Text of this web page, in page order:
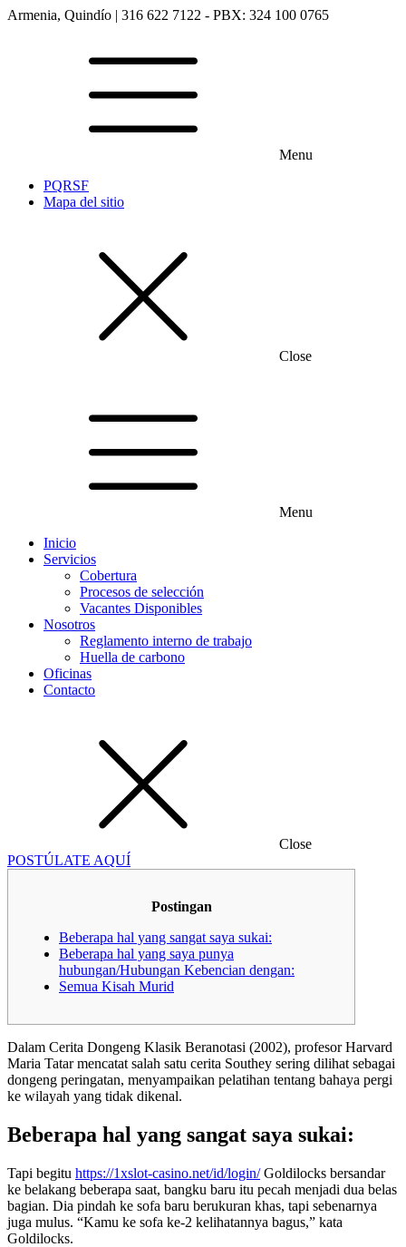
Armenia, Quindío | 316 622 7122 - PBX: 324 100 0765
Menu
PQRSF
Mapa del sitio
Close
Menu
Inicio
Servicios
Cobertura
Procesos de selección
Vacantes Disponibles
Nosotros
Reglamento interno de trabajo
Huella de carbono
Oficinas
Contacto
Close
POSTÚLATE AQUÍ
Postingan
Beberapa hal yang sangat saya sukai:
Beberapa hal yang saya punya
hubungan/Hubungan Kebencian dengan:
Semua Kisah Murid
Dalam Cerita Dongeng Klasik Beranotasi (2002), profesor Harvard
Maria Tatar mencatat salah satu cerita Southey sering dilihat sebagai
dongeng peringatan, menyampaikan pelatihan tentang bahaya pergi
ke wilayah yang tidak dikenal.
Beberapa hal yang sangat saya sukai:
Tapi begitu https://1xslot-casino.net/id/login/Goldilocks bersandar
ke belakang beberapa saat, bangku baru itu pecah menjadi dua belas
bagian. Dia pindah ke sofa baru berukuran khas, tapi sebenarnya
juga mulus. “Kamu ke sofa ke-2 kelihatannya bagus,” kata
Goldilocks.